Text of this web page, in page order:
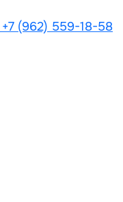
+7 (962) 559-18-58